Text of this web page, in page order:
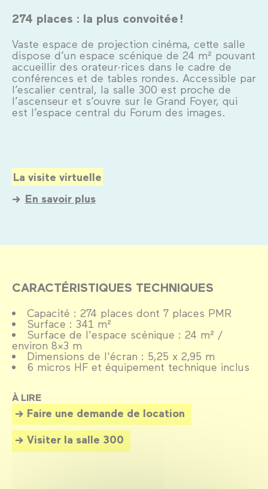
274 places : la plus convoitée !
Vaste espace de projection cinéma, cette salle
dispose d’un espace scénique de 24 m² pouvant
accueillir des orateur·rices dans le cadre de
conférences et de tables rondes. Accessible par
l’escalier central, la salle 300 est proche de
l’ascenseur et s’ouvre sur le Grand Foyer, qui
est l’espace central du Forum des images.
La visite virtuelle
En savoir plus
CARACTÉRISTIQUES TECHNIQUES
Capacité : 274 places dont 7 places PMR
Surface : 341 m²
Surface de l'espace scénique : 24 m² /
environ 8x3 m
Dimensions de l'écran : 5,25 x 2,95 m
6 micros HF et équipement technique inclus
À LIRE
Faire une demande de location
Visiter la salle 300